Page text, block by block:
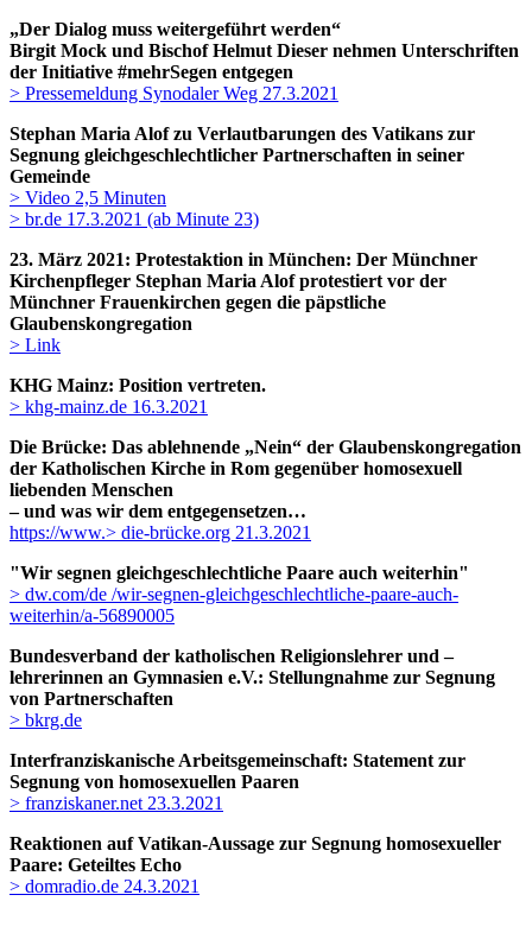
„Der Dialog muss weitergeführt werden“
Birgit Mock und Bischof Helmut Dieser nehmen Unterschriften
der Initiative #mehrSegen entgegen
> Pressemeldung Synodaler Weg 27.3.2021
Stephan Maria Alof zu Verlautbarungen des Vatikans zur
Segnung gleichgeschlechtlicher Partnerschaften in seiner
Gemeinde
> Video 2,5 Minuten
> br.de 17.3.2021 (ab Minute 23)
23. März 2021: Protestaktion in München: Der Münchner
Kirchenpfleger Stephan Maria Alof protestiert vor der
Münchner Frauenkirchen gegen die päpstliche
Glaubenskongregation
> Link
KHG Mainz: Position vertreten.
> khg-mainz.de 16.3.2021
Die Brücke: Das ablehnende „Nein“ der Glaubenskongregation
der Katholischen Kirche in Rom gegenüber homosexuell
liebenden Menschen
– und was wir dem entgegensetzen…
https://www.> die-brücke.org 21.3.2021
"Wir segnen gleichgeschlechtliche Paare auch weiterhin"
> dw.com/de /wir-segnen-gleichgeschlechtliche-paare-auch-
weiterhin/a-56890005
Bundesverband der katholischen Religionslehrer und –
lehrerinnen an Gymnasien e.V.: Stellungnahme zur Segnung
von Partnerschaften
> bkrg.de
Interfranziskanische Arbeitsgemeinschaft: Statement zur
Segnung von homosexuellen Paaren
> franziskaner.net 23.3.2021
Reaktionen auf Vatikan-Aussage zur Segnung homosexueller
Paare: Geteiltes Echo
> domradio.de 24.3.2021